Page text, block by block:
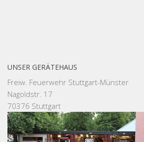
UNSER GERÄTEHAUS
Freiw. Feuerwehr Stuttgart-Münster
Nagoldstr. 17
70376 Stuttgart